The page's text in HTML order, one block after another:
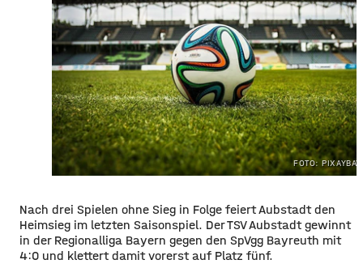
FOTO:
Nach drei Spielen ohne Sieg in Folge feiert Aubstadt den
Heimsieg im letzten Saisonspiel. Der TSV Aubstadt gewinnt
in der Regionalliga Bayern gegen den SpVgg Bayreuth mit
4:0 und klettert damit vorerst auf Platz fünf.